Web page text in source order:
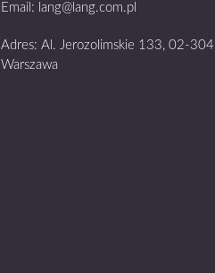
Email: lang@lang.com.pl
Adres: Al. Jerozolimskie 133, 02-304
Warszawa